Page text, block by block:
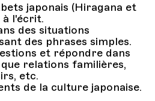
japonais (Hiragana et
à l'écrit.
des situations
des phrases simples.
et répondre dans
relations familières,
etc.
de la culture japonaise.